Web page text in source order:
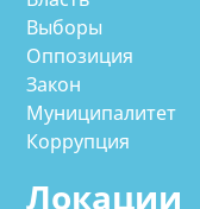
Выборы
Оппозиция
Закон
Муниципалитет
Коррупция
Локации